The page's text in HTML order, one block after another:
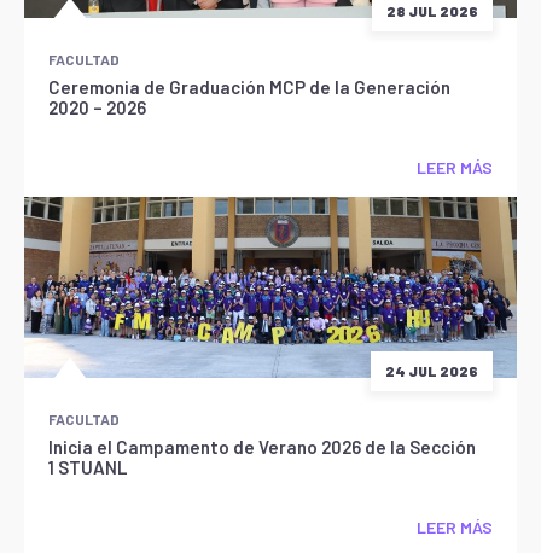
28 JUL 2026
FACULTAD
Ceremonia de Graduación MCP de la Generación
2020 – 2026
LEER MÁS
24 JUL 2026
FACULTAD
Inicia el Campamento de Verano 2026 de la Sección
1 STUANL
LEER MÁS